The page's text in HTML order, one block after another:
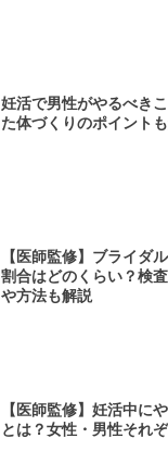
妊活で男性がやるべき
た体づくりのポイント
【医師監修】ブライダ
割合はどのくらい？検
や方法も解説
【医師監修】妊活中に
とは？女性・男性それ